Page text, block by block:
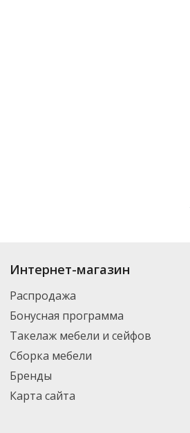
Купить
выбрать нужный товар и добавить его в
транспортной компанией DPD. Для
Интернет-магазин
Распродажа
Бонусная программа
Такелаж мебели и сейфов
Сборка мебели
Бренды
Карта сайта